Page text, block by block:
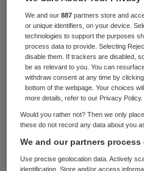
met mensen die
coronavirus. Ze
mensen die het virus
hebben, meldt het
Coördinatiecentrum
(LCPS). Dat is het
augustus, bijna twee
Sinds vrijdag is het
We and our887 partners store and
or unique identifiers, on your device.
technologies to support the purposes
process data to provide. Selecting
disable them. If trackers are disabled,
be as relevant to you. You can
withdraw consent at any time by
bottom of the webpage. Your choices
more details, refer to our Privacy Policy.
Would you rather not? Then we only
these do not record any data about you
We and our partners
Use precise geolocation data. Actively
identification. Store and/or access